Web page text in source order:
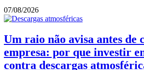
07/08/2026
Um raio não avisa antes de
empresa: por que investir
contra descargas